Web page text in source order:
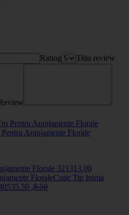
Rating Titlu review
Aranjamente Florale
Florale 321313.00
Cutie Tip Inima
5.50 ,8.50